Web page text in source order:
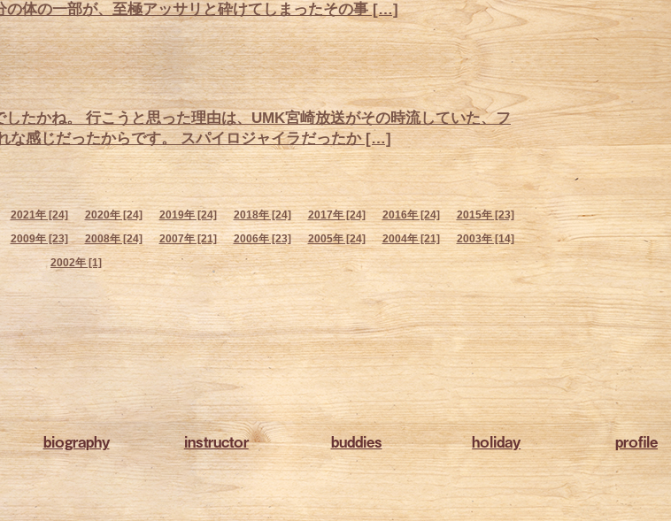
の体の一部が、至極アッサリと砕けてしまったその事 […]
たかね。 行こうと思った理由は、UMK宮崎放送がその時流していた、フ
な感じだったからです。 スパイロジャイラだったか […]
2021年 [24] 2020年 [24] 2019年 [24] 2018年 [24] 2017年 [24] 2016年 [24]
2015年 [23]
2009年 [23] 2008年 [24] 2007年 [21] 2006年 [23] 2005年 [24] 2004年 [21]
2003年 [14]
2002年 [1]
biography instructor buddies holiday profile